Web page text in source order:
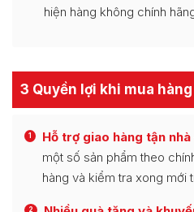
hiện hàng không chính
3 Quyền lợi khi mua
1 Hỗ trợ giao hàng tận nhà
một số sản phẩm theo
hàng và kiểm tra xong mới
2